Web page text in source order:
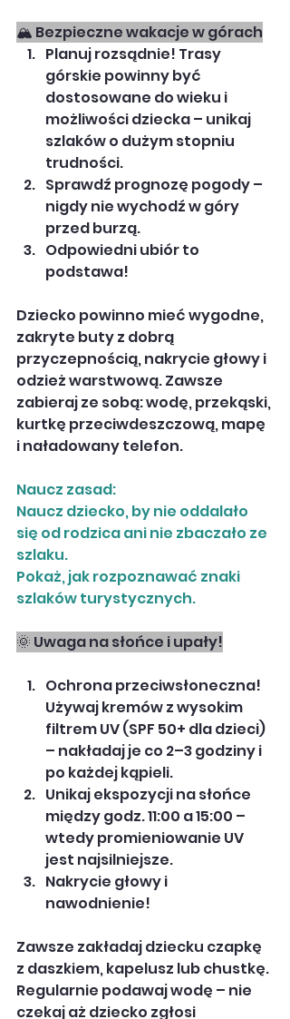
🏔 Bezpieczne wakacje w górach
Planuj rozsądnie! Trasy
górskie powinny być
dostosowane do wieku i
możliwości dziecka – unikaj
szlaków o dużym stopniu
trudności.
Sprawdź prognozę pogody –
nigdy nie wychodź w góry
przed burzą.
Odpowiedni ubiór to
podstawa!
Dziecko powinno mieć wygodne,
zakryte buty z dobrą
przyczepnością, nakrycie głowy i
odzież warstwową. Zawsze
zabieraj ze sobą: wodę, przekąski,
kurtkę przeciwdeszczową, mapę
i naładowany telefon.
Naucz zasad:
Naucz dziecko, by nie oddalało
się od rodzica ani nie zbaczało ze
szlaku.
Pokaż, jak rozpoznawać znaki
szlaków turystycznych.
🌞 Uwaga na słońce i upały!
Ochrona przeciwsłoneczna!
Używaj kremów z wysokim
filtrem UV (SPF 50+ dla dzieci)
– nakładaj je co 2–3 godziny i
po każdej kąpieli.
Unikaj ekspozycji na słońce
między godz. 11:00 a 15:00 –
wtedy promieniowanie UV
jest najsilniejsze.
Nakrycie głowy i
nawodnienie!
Zawsze zakładaj dziecku czapkę
z daszkiem, kapelusz lub chustkę.
Regularnie podawaj wodę – nie
czekaj aż dziecko zgłosi